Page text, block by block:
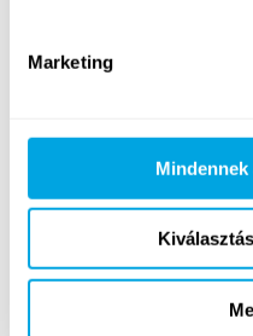
Marketing
Mindennek
Céges